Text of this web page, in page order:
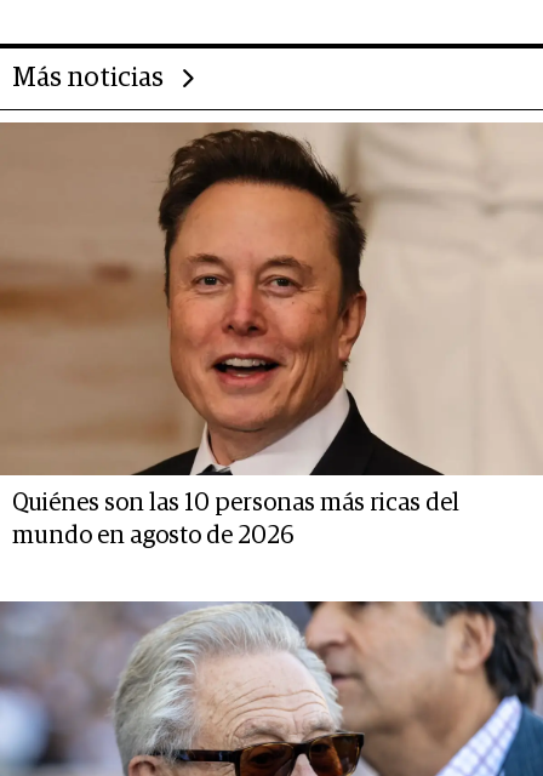
Más noticias
Quiénes son las 10 personas más ricas del
mundo en agosto de 2026